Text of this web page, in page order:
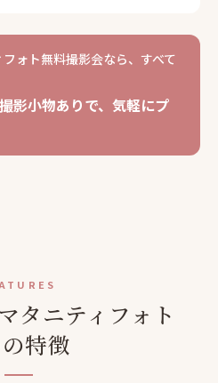
ォト無料撮影会なら、すべて
影小物ありで、気軽にプ
タニティフォト
特徴